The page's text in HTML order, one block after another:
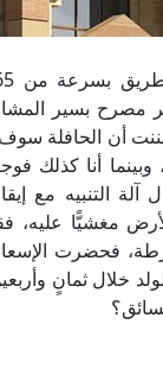
مصرح بسير
أن الحافلة
وبينما أنا كذلك
التنبيه مع
مغشيًّا عليه،
فحضرت
خلال ثمانٍ